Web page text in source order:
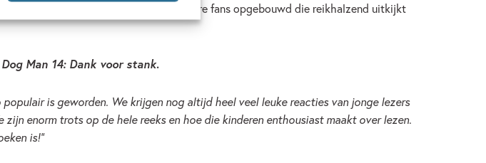
heeft
een trouwe schare fans opgebouwd die reikhalzend uitkijkt
Dog Man 14: Dank voor stank.
is geworden. We krijgen nog altijd heel veel leuke reacties van jonge lezers
enorm trots op de hele reeks en hoe die kinderen enthousiast maakt over lezen.
is!”